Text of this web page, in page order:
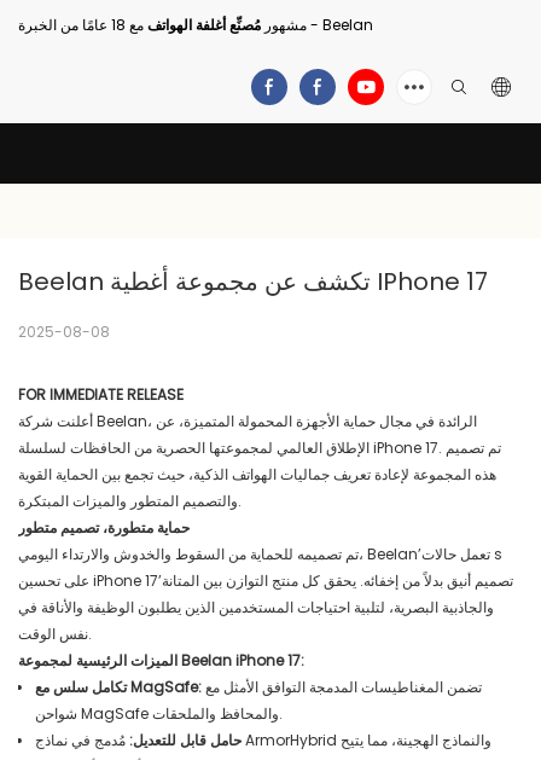
مشهور مُصنِّع أغلفة الهواتف مع 18 عامًا من الخبرة - Beelan
Beelan تكشف عن مجموعة أغطية IPhone 17
2025-08-08
FOR IMMEDIATE RELEASE
أعلنت شركة Beelan، الرائدة في مجال حماية الأجهزة المحمولة المتميزة، عن
الإطلاق العالمي لمجموعتها الحصرية من الحافظات لسلسلة iPhone 17. تم تصميم
هذه المجموعة لإعادة تعريف جماليات الهواتف الذكية، حيث تجمع بين الحماية القوية
والتصميم المتطور والميزات المبتكرة.
حماية متطورة، تصميم متطور
تم تصميمه للحماية من السقوط والخدوش والارتداء اليومي، Beelan’تعمل حالات s
على تحسين iPhone 17’تصميم أنيق بدلاً من إخفائه. يحقق كل منتج التوازن بين المتانة
والجاذبية البصرية، لتلبية احتياجات المستخدمين الذين يطلبون الوظيفة والأناقة في
نفس الوقت.
الميزات الرئيسية لمجموعة Beelan iPhone 17:
تكامل سلس مع MagSafe:تضمن المغناطيسات المدمجة التوافق الأمثل مع
شواحن MagSafe والمحافظ والملحقات.
حامل قابل للتعديل: مُدمج في نماذج ArmorHybrid والنماذج الهجينة، مما يتيح